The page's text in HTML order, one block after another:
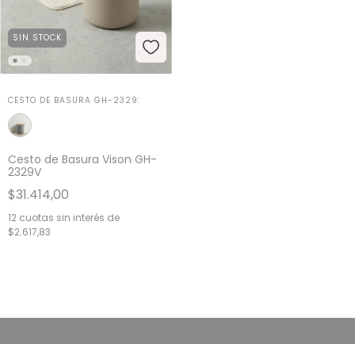
SIN STOCK
CESTO DE BASURA GH-2329:
Cesto de Basura Vison GH-
2329V
$31.414,00
12 cuotas sin interés de
$2.617,83